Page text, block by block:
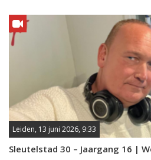
Leiden, 13 juni 2026, 9:33
Sleutelstad 30 – Jaargang 16 |